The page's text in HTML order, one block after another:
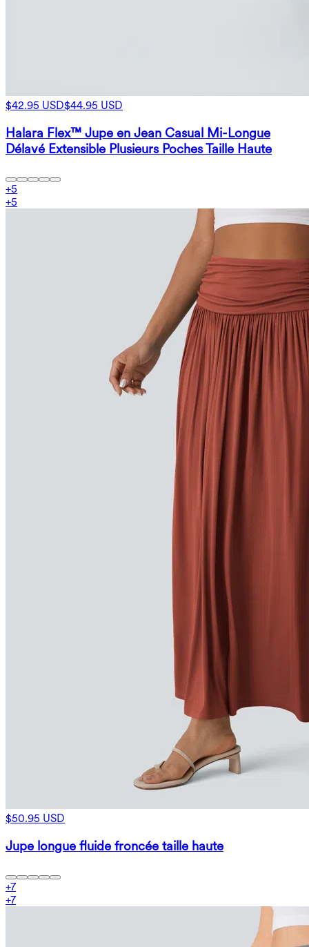
$42.95 USD$44.95 USD
Halara Flex™ Jupe en Jean Casual Mi-Longue
Délavé Extensible Plusieurs Poches Taille Haute
+5
+5
$50.95 USD
Jupe longue fluide froncée taille haute
+7
+7